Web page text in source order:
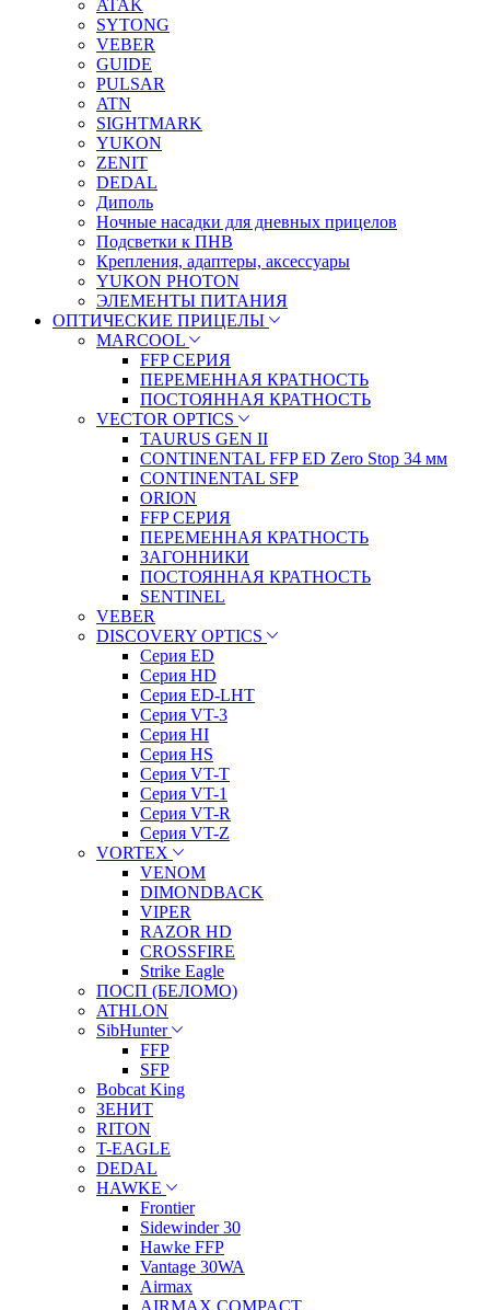
ATAK
SYTONG
VEBER
GUIDE
PULSAR
ATN
SIGHTMARK
YUKON
ZENIT
DEDAL
Диполь
Ночные насадки для дневных прицелов
Подсветки к ПНВ
Крепления, адаптеры, аксессуары
YUKON PHOTON
ЭЛЕМЕНТЫ ПИТАНИЯ
ОПТИЧЕСКИЕ ПРИЦЕЛЫ
MARCOOL
FFP СЕРИЯ
ПЕРЕМЕННАЯ КРАТНОСТЬ
ПОСТОЯННАЯ КРАТНОСТЬ
VECTOR OPTICS
TAURUS GEN II
CONTINENTAL FFP ED Zero Stop 34 мм
CONTINENTAL SFP
ORION
FFP СЕРИЯ
ПЕРЕМЕННАЯ КРАТНОСТЬ
ЗАГОННИКИ
ПОСТОЯННАЯ КРАТНОСТЬ
SENTINEL
VEBER
DISCOVERY OPTICS
Серия ED
Серия HD
Серия ED-LHT
Серия VT-3
Серия HI
Серия HS
Серия VT-T
Серия VT-1
Серия VT-R
Серия VT-Z
VORTEX
VENOM
DIMONDBACK
VIPER
RAZOR HD
CROSSFIRE
Strike Eagle
ПОСП (БЕЛОМО)
ATHLON
SibHunter
FFP
SFP
Bobcat King
ЗЕНИТ
RITON
T-EAGLE
DEDAL
HAWKE
Frontier
Sidewinder 30
Hawke FFP
Vantage 30WA
Airmax
AIRMAX COMPACT